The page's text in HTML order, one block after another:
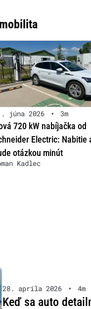
júna 2026 • 3m
720 kW nabíjačka od
Electric: Nabitie
otázkou minút
Kadlec
28. apríla 2026 • 4m
Keď sa auto